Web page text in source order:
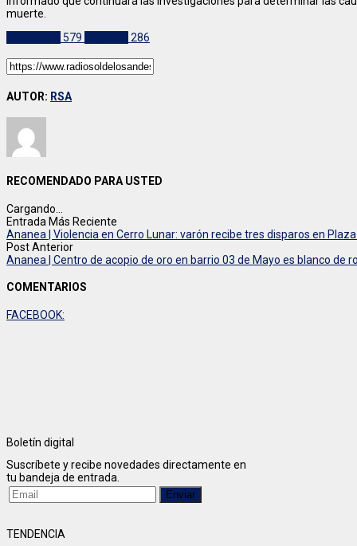
muerte.
579 286
AUTOR: RSA
RECOMENDADO PARA USTED
Cargando...
Entrada Más Reciente
Ananea | Violencia en Cerro Lunar: varón recibe tres disparos en
Post Anterior
Ananea | Centro de acopio de oro en barrio 03 de Mayo es blanco de
COMENTARIOS
FACEBOOK:
Boletín digital
Suscríbete y recibe novedades directamente en
tu bandeja de entrada.
TENDENCIA